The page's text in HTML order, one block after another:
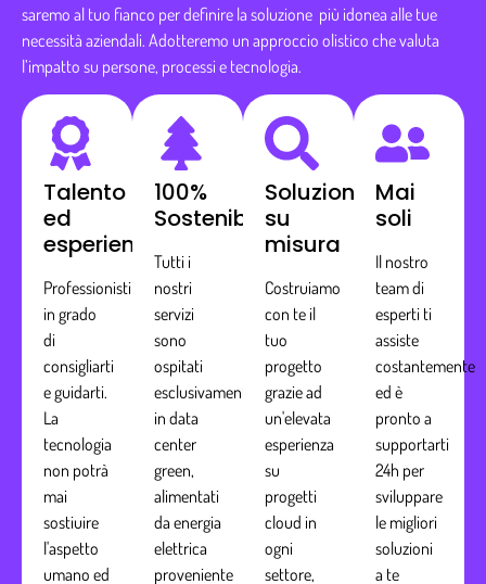
saremo al tuo fianco per definire la soluzione più idonea alle tue
necessità aziendali. Adotteremo un approccio olistico che valuta
l’impatto su persone, processi e tecnologia.
Talento
ed
esperienza
Professionisti
in grado
di
consigliarti
e guidarti.
La
tecnologia
non potrà
mai
sostiuire
l'aspetto
umano ed
100%
Sostenibile
Tutti i
nostri
servizi
sono
ospitati
esclusivamente
in data
center
green,
alimentati
da energia
elettrica
proveniente
Soluzioni
su
misura
Costruiamo
con te il
tuo
progetto
grazie ad
un'elevata
esperienza
su
progetti
cloud in
ogni
settore,
Mai
soli
Il nostro
team di
esperti ti
assiste
costantemente
ed è
pronto a
supportarti
24h per
sviluppare
le migliori
soluzioni
a te